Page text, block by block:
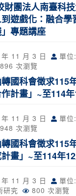
財團法人南臺科
遊戲化：融合學
專題講座
11 月 3 日
單位
896 次瀏覽
轉國科會徵求115
計畫」~至114
11 月 3 日
單位
948 次瀏覽
轉國科會徵求115
畫」~至114年
11 月 3 日
單位
研究 800 次瀏覽